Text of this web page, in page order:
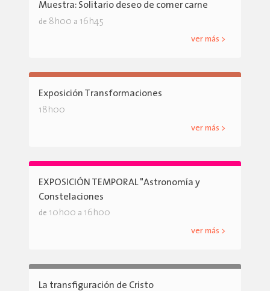
Muestra: Solitario deseo de comer carne
de 8h00 a 16h45
ver más >
Exposición Transformaciones
18h00
ver más >
EXPOSICIÓN TEMPORAL "Astronomía y
Constelaciones
de 10h00 a 16h00
ver más >
La transfiguración de Cristo